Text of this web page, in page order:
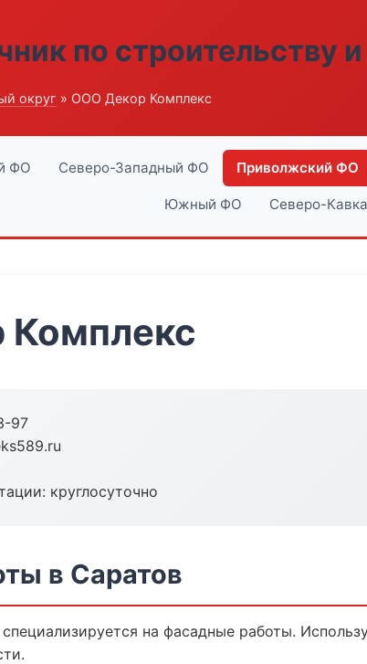
по строительству
округ » ООО Декор Комплекс
ФО Северо-Западный ФО Приволжский ФО
Южный ФО Северо-
97
круглосуточно
в Саратов
на фасадные работы.